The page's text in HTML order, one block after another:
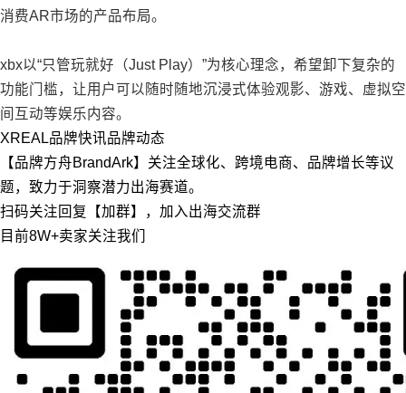
消费AR市场的产品布局。
xbx以“只管玩就好（Just Play）”为核心理念，希望卸下复杂的
功能门槛，让用户可以随时随地沉浸式体验观影、游戏、虚拟空
间互动等娱乐内容。
XREAL品牌快讯品牌动态
【品牌方舟BrandArk】关注全球化、跨境电商、品牌增长等议
题，致力于洞察潜力出海赛道。
扫码关注回复【加群】，加入出海交流群
目前8W+卖家关注我们